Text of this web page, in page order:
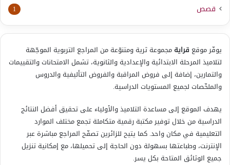
قصص 1
يوفّر موقع قرايةمجموعة ثرية ومتنوّعة من المراجع التربوية الموجّهة
لتلاميذ المرحلة الابتدائية والإعدادية والثانوية، تشمل الامتحانات والتقييمات
والتمارين، إضافة إلى فروض المراقبة والفروض التأليفية والدروس
والملخّصات لجميع المستويات الدراسية.
يهدف الموقع إلى مساعدة التلاميذ والأولياء على تحقيق أفضل النتائج
الدراسية من خلال توفير مكتبة رقمية متكاملة تجمع مختلف الموارد
التعليمية في مكان واحد. كما يتيح للزائرين تصفّح المراجع مباشرة عبر
الإنترنت، وطباعتها بسهولة دون الحاجة إلى تحميلها، مع إمكانية تنزيل
جميع الوثائق المتاحة بكل يسر.